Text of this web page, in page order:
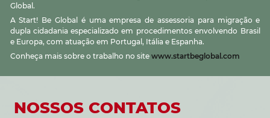
Global.
A Start! Be Global é uma empresa de assessoria para migração e
dupla cidadania especializado em procedimentos envolvendo Brasil
e Europa, com atuação em Portugal, Itália e Espanha.
Conheça mais sobre o trabalho no site www.startbeglobal.com
NOSSOS CONTATOS